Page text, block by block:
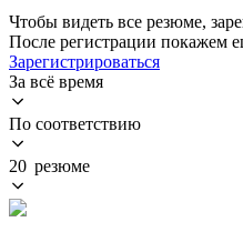
Чтобы видеть все резюме,
После регистрации покажем
Зарегистрироваться
За всё время
По соответствию
20 резюме